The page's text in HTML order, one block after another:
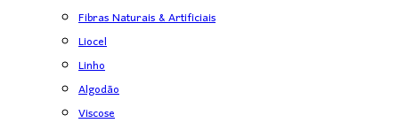
Fibras Naturais & Artificiais
Liocel
Linho
Algodão
Viscose